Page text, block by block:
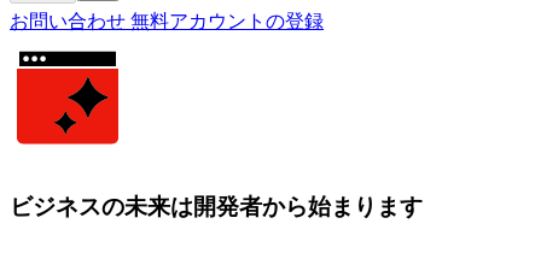
お問い合わせ 無料アカウントの登録
ビジネスの未来は開発者から始まります